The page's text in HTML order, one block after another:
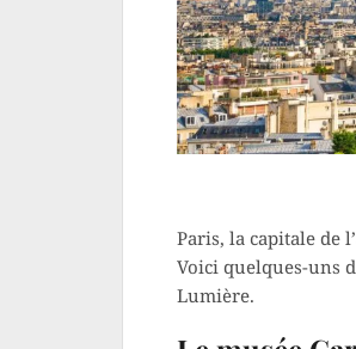
Paris, la capitale de
Voici quelques-uns
Lumière.